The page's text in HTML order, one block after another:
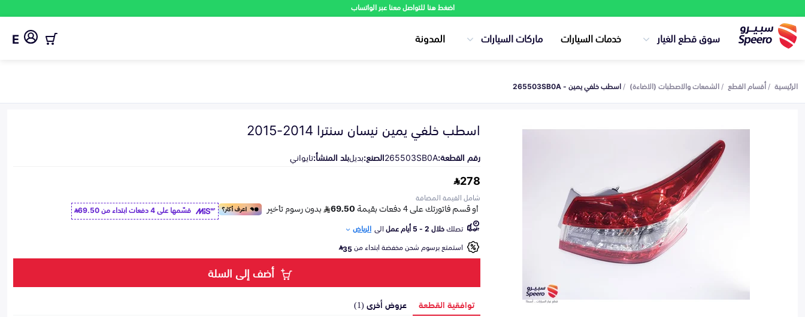
اضغط هنا للتواصل معنا عبر الواتساب
سوق قطع الغيار خدمات السيارات ماركات السيارات المدونة E
الرئيسية أقسام القطع الشمعات والاصطبات (الاضاءة) اسطب خلفي يمين - 265503SB0A
اسطب خلفي يمين نيسان سنترا 2014-2015
رقم القطعة:265503SB0Aالصنع:بديلبلد المنشأ:تايواني
278
شامل القيمة المضافة
قسّمها على 4 دفعات ابتداء من
69.50
تصلكخلال 2 - 5 أيام عمل الى الرياض
استمتع برسوم شحن مخفضة ابتداء من35
أضف إلى السلة
توافقية القطعة عروض أخرى (1)